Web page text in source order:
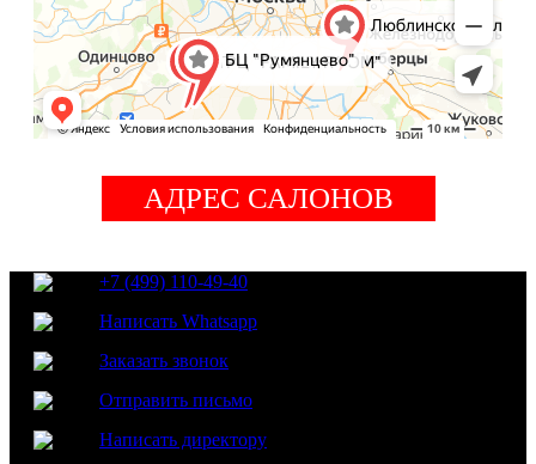
АДРЕС САЛОНОВ
+7 (499) 110-49-40
Написать Whatsapp
Заказать звонок
Отправить письмо
Написать директору